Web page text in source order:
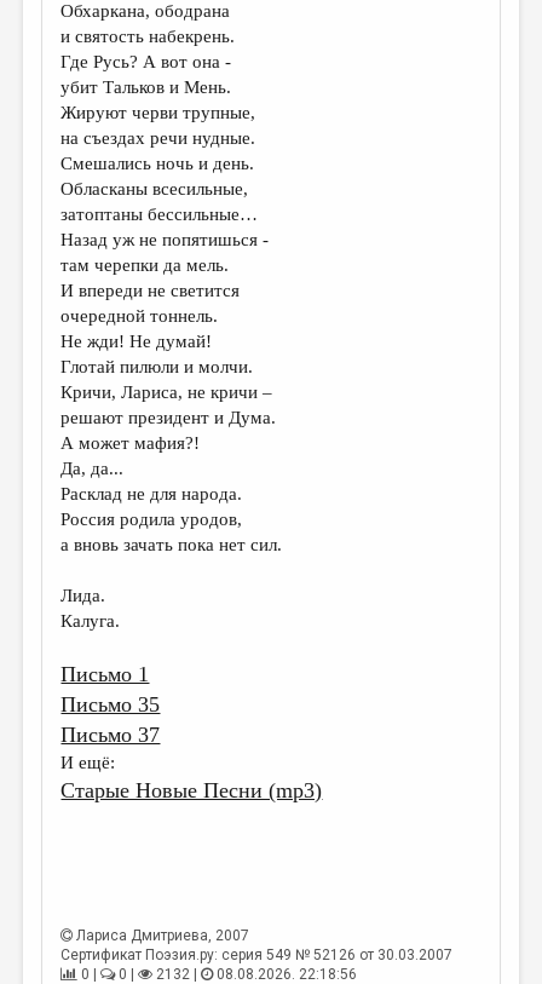
КУЛЬТУРОВЕДЕНИЕ
ПУБЛИЦИСТИКА
РЕЦЕНЗИРОВАНИЕ
ЦИКЛЫ ПУБЛИКАЦИЙ
ТРЕДИАКОВСКИЙ
МЕДИА
ВКОНТАКТЕ
Обхаркана, ободрана
и святость набекрень.
Где Русь? А вот она -
убит Тальков и Мень.
Жируют черви трупные,
на съездах речи нудные.
Смешались ночь и день.
Обласканы всесильные,
затоптаны бессильные…
Назад уж не попятишься -
там черепки да мель.
И впереди не светится
очередной тоннель.
Не жди! Не думай!
Глотай пилюли и молчи.
Кричи, Лариса, не кричи –
решают президент и Дума.
А может мафия?!
Да, да...
Расклад не для народа.
Россия родила уродов,
а вновь зачать пока нет сил.
Лида.
Калуга.
Письмо 1
Письмо 35
Письмо 37
И ещё:
Старые Новые Песни (mp3)
Лариса Дмитриева, 2007
Сертификат Поэзия.ру: серия 549 № 52126 от 30.03.2007
0 |
0 | 2132 |
08.08.2026. 22:18:56